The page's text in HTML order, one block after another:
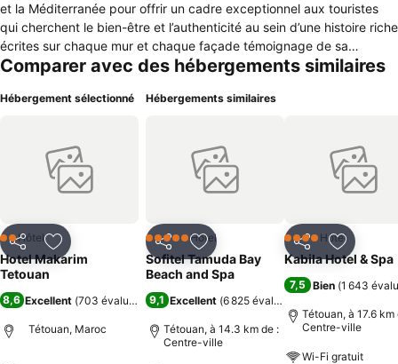
et la Méditerranée pour offrir un cadre exceptionnel aux touristes
qui cherchent le bien-être et l’authenticité au sein d’une histoire riche
écrites sur chaque mur et chaque façade témoignage de sa
civilisation andalouse et méditerranéenne. Dès que vous aurez
une atmosphère particulière, chaleureuse et intime, reposante et
passion, chaque espace mérite d'être découvert et dans laquelle
chaque client fait l'objet d'attentions sincères et personnalisées.
Comparer avec des hébergements similaires
Hébergement sélectionné
PartagerAjouter à mes favoris
2 Étoiles
Hôtel
Hotel Makarim
Tetouan
8,6 Excellent (703 évaluations)
Tétouan, Maroc
Hébergements similaires
PartagerAjouter à mes favoris
5 Étoiles Hôtel
Sofitel Tamuda Bay
Beach and Spa
9,1 Excellent (6 825 évaluations
Tétouan, à 14.3 km de :
Centre-ville
PartagerAjouter
4 ÉtoilesHôtel
Kabila Hotel & Spa
7,5 Bien (1 643
Tétouan, à 17.6 km
Centre-ville
Wi-Fi gratuit